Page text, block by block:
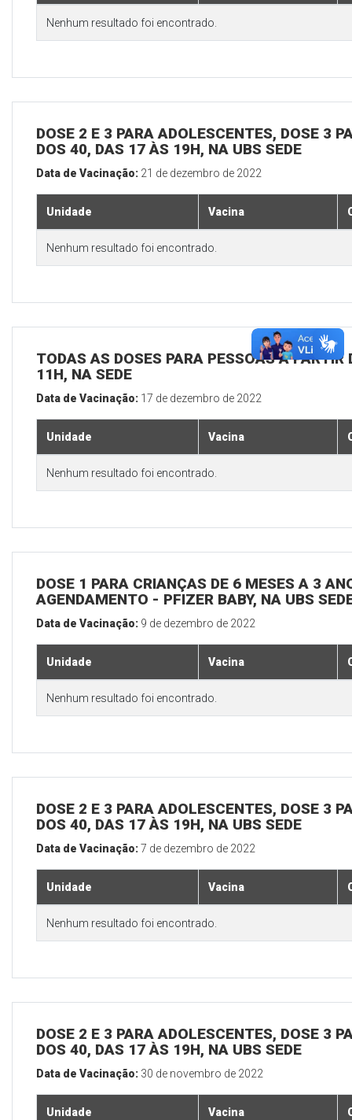
Nenhum resultado foi encontrado.
DOSE 2 E 3 PARA ADOLESCENTES, DOSE 3
DOS 40, DAS 17 ÀS 19H, NA UBS SEDE
Data de Vacinação: 21 de dezembro de 2022
Unidade Vacina
Nenhum resultado foi encontrado.
TODAS AS DOSES PARA PESSOAS A
11H, NA SEDE
Data de Vacinação: 17 de dezembro de 2022
Unidade Vacina
Nenhum resultado foi encontrado.
DOSE 1 PARA CRIANÇAS DE 6 MESES A 3
AGENDAMENTO - PFIZER BABY, NA UBS
Data de Vacinação: 9 de dezembro de 2022
Unidade Vacina
Nenhum resultado foi encontrado.
DOSE 2 E 3 PARA ADOLESCENTES, DOSE 3
DOS 40, DAS 17 ÀS 19H, NA UBS SEDE
Data de Vacinação:7 de dezembro de 2022
Unidade Vacina
Nenhum resultado foi encontrado.
DOSE 2 E 3 PARA ADOLESCENTES, DOSE 3
DOS 40, DAS 17 ÀS 19H, NA UBS SEDE
Data de Vacinação: 30 de novembro de 2022
Unidade Vacina